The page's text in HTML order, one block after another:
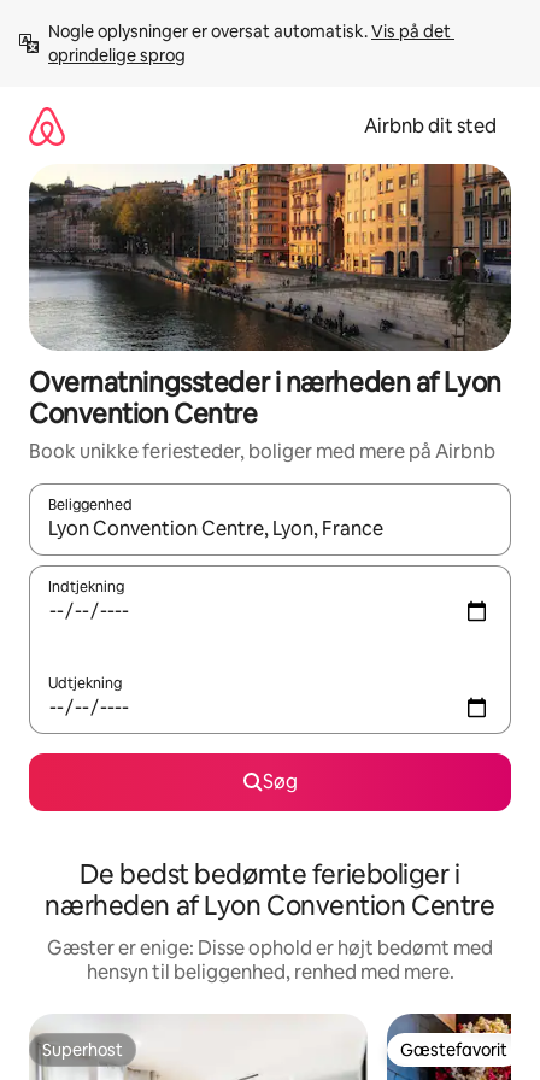
videre
Nogle oplysninger er oversat automatisk. Vis på det
oprindelige sprog
Airbnb dit sted
Overnatningssteder i nærheden af Lyon
Convention Centre
Book unikke feriesteder, boliger med mere på Airbnb
Beliggenhed
Når resultaterne er tilgængelige, skal du navigere med
Indtjekning
Udtjekning
Søg
De bedst bedømte ferieboliger i
nærheden af Lyon Convention Centre
Gæster er enige: Disse ophold er højt bedømt med
hensyn til beliggenhed, renhed med mere.
Superhost
Superhost Gæstefavorit
Gæstefavorit